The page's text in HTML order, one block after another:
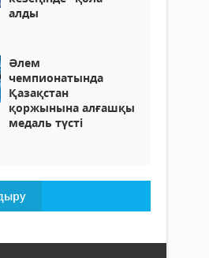
алды
Әлем
чемпионатында
Қазақстан
қоржынына алғашқы
медаль түсті